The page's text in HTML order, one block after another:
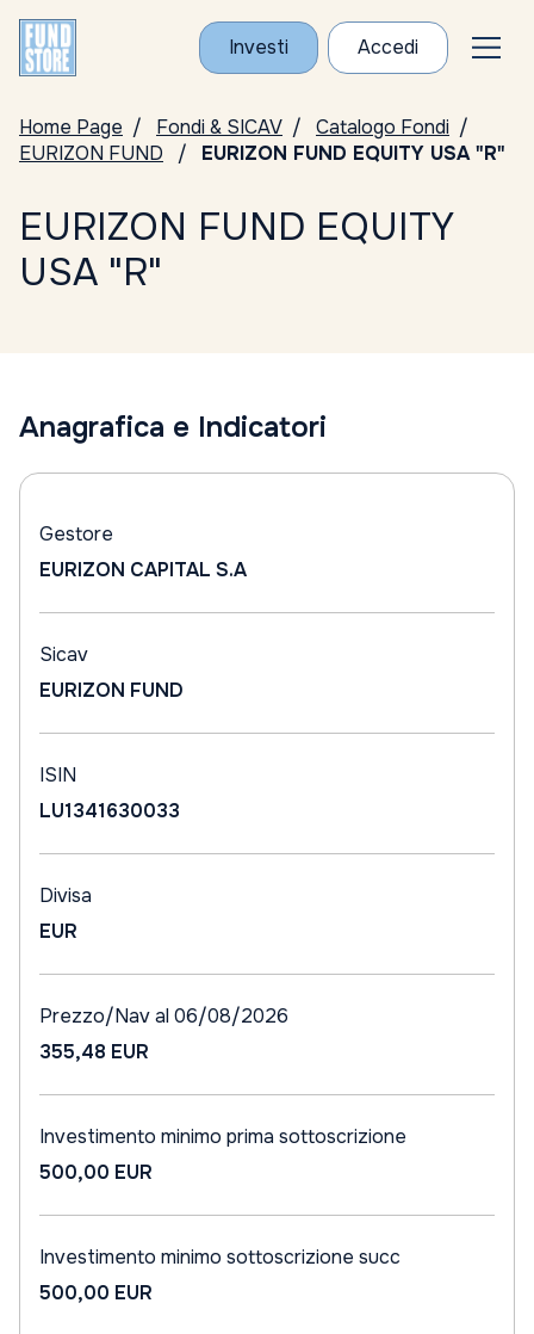
Investi Accedi
Home Page Fondi & SICAV
Catalogo Fondi
EURIZON FUND
EURIZON FUND EQUITY USA "R"
EURIZON FUND EQUITY
USA "R"
Anagrafica e Indicatori
Gestore
EURIZON CAPITAL S.A
Sicav
EURIZON FUND
ISIN
LU1341630033
Divisa
EUR
Prezzo/Nav al 06/08/2026
355,48 EUR
Investimento minimo prima sottoscrizione
500,00 EUR
Investimento minimo sottoscrizione succ
500,00 EUR